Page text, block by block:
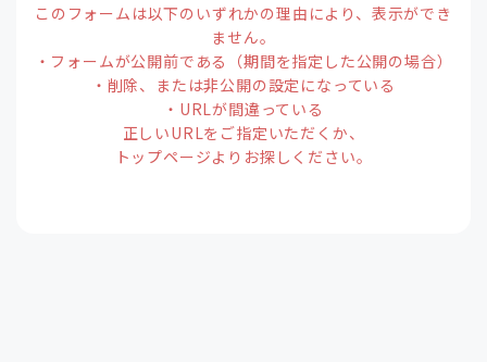
このフォームは以下のいずれかの理由により、表示ができ
ません。
・フォームが公開前である（期間を指定した公開の場合）
・削除、または非公開の設定になっている
・URLが間違っている
正しいURLをご指定いただくか、
トップページよりお探しください。